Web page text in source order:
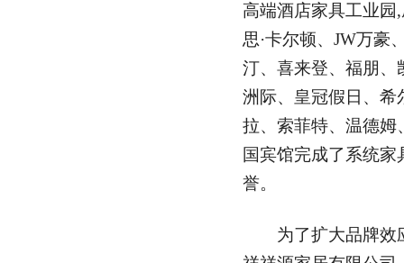
高端酒店家具工业园
思·卡尔顿、JW万豪
汀、喜来登、福朋、
洲际、皇冠假日、希
拉、索菲特、温德姆
国宾馆完成了系统
誉。
为了扩大品牌效应